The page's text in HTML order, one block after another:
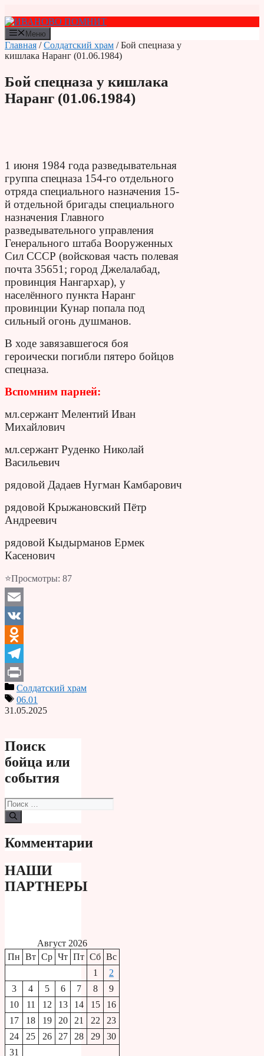
к
содержимому
Меню
Главная /Солдатский храм / Бой спецназа у
кишлака Наранг (01.06.1984)
Бой спецназа у кишлака
Наранг (01.06.1984)
1 июня 1984 года разведывательная
группа спецназа 154-го отдельного
отряда специального назначения 15-
й отдельной бригады специального
назначения Главного
разведывательного управления
Генерального штаба Вооруженных
Сил СССР (войсковая часть полевая
почта 35651; город Джелалабад,
провинция Нангархар), у
населённого пункта Наранг
провинции Кунар попала под
сильный огонь душманов.
В ходе завязавшегося боя
героически погибли пятеро бойцов
спецназа.
Вспомним парней:
мл.сержант Мелентий Иван
Михайлович
мл.сержант Руденко Николай
Васильевич
рядовой Дадаев Нугман Камбарович
рядовой Крыжановский Пётр
Андреевич
рядовой Кыдырманов Ермек
Касенович
⭐Просмотры: 87
Email
VK
Odnoklassniki
Telegram
PrintСолдатский храм
06.01
31.05.2025
Поиск
бойца или
события
Поиск:
Комментарии
НАШИ
ПАРТНЕРЫ
Август 2026
Пн Вт Ср Чт Пт Сб Вс
1
2
3
4 5 6 7 8
9
10
11 12 13 14 15
16
17
18 19 20 21 22
23
24
25 26 27 28 29
30
31